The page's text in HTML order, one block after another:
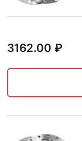
3162.00 ₽